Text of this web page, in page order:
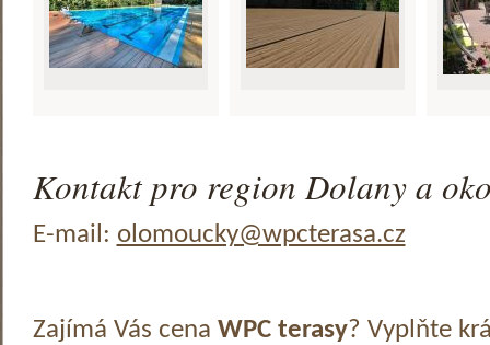
Kontakt pro region Dolany a
E-mail: olomoucky@wpcterasa.cz
Zajímá Vás cena WPC terasy? Vyplňte